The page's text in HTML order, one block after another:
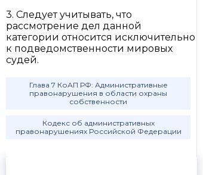
3. Следует учитывать, что
рассмотрение дел данной
категории относится исключительно
к подведомственности мировых
судей.
Глава 7 КоАП РФ: Административные
правонарушения в области охраны
собственности
Кодекс об административных
правонарушениях Российской Федерации